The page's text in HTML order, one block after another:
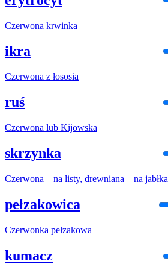
Czerwona krwinka
ikra
Czerwona z łososia
ruś
Czerwona lub Kijowska
skrzynka
Czerwona – na listy, drewniana – na jabłka
pełzakowica
Czerwonka pełzakowa
kumacz